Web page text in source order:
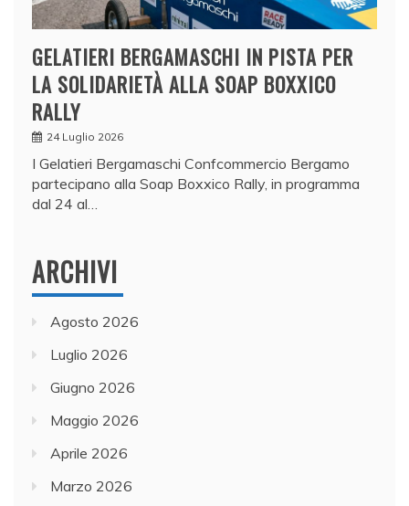
GELATIERI BERGAMASCHI IN PISTA PER
LA SOLIDARIETÀ ALLA SOAP BOXXICO
RALLY
24 Luglio 2026
I Gelatieri Bergamaschi Confcommercio Bergamo
partecipano alla Soap Boxxico Rally, in programma
dal 24 al…
ARCHIVI
Agosto 2026
Luglio 2026
Giugno 2026
Maggio 2026
Aprile 2026
Marzo 2026